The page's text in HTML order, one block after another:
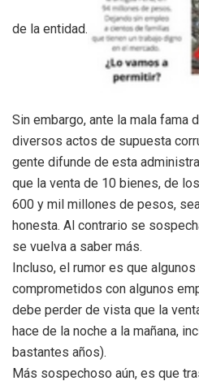
de la entidad.
Sin embargo, ante la mala fama
diversos actos de supuesta
gente difunde de esta
que la venta de 10 bienes, de
600 y mil millones de pesos,
honesta. Al contrario se
se vuelva a saber más.
Incluso, el rumor es que
comprometidos con algunos
debe perder de vista que la
hace de la noche a la mañana,
bastantes años).
Más sospechoso aún, es que